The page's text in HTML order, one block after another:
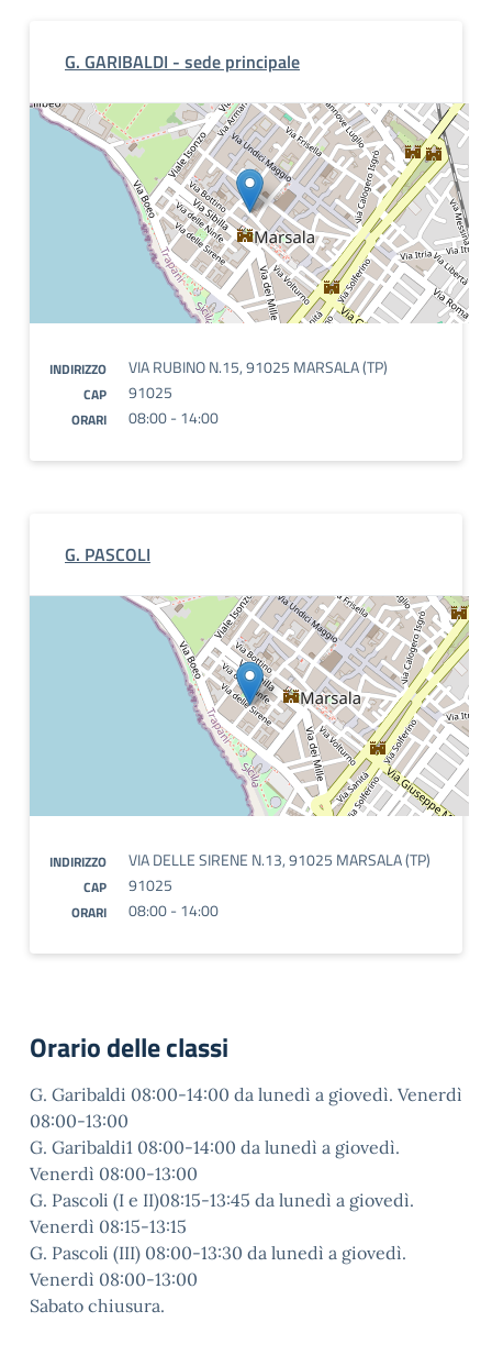
G. GARIBALDI - sede principale
INDIRIZZO VIA RUBINO N.15, 91025 MARSALA (TP)
CAP 91025
ORARI 08:00 - 14:00
G. PASCOLI
INDIRIZZO VIA DELLE SIRENE N.13, 91025 MARSALA (TP)
CAP 91025
ORARI 08:00 - 14:00
Orario delle classi
G. Garibaldi 08:00-14:00 da lunedì a giovedì. Venerdì
08:00-13:00
G. Garibaldi1 08:00-14:00 da lunedì a giovedì.
Venerdì 08:00-13:00
G. Pascoli (I e II)08:15-13:45 da lunedì a giovedì.
Venerdì 08:15-13:15
G. Pascoli (III) 08:00-13:30 da lunedì a giovedì.
Venerdì 08:00-13:00
Sabato chiusura.